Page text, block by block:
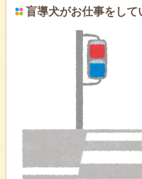
盲導犬がお仕事をして